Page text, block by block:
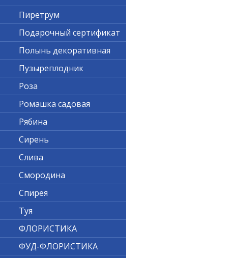
Пиретрум
Подарочный сертификат
Полынь декоративная
Пузыреплодник
Роза
Ромашка садовая
Рябина
Сирень
Слива
Смородина
Спирея
Туя
ФЛОРИСТИКА
ФУД-ФЛОРИСТИКА